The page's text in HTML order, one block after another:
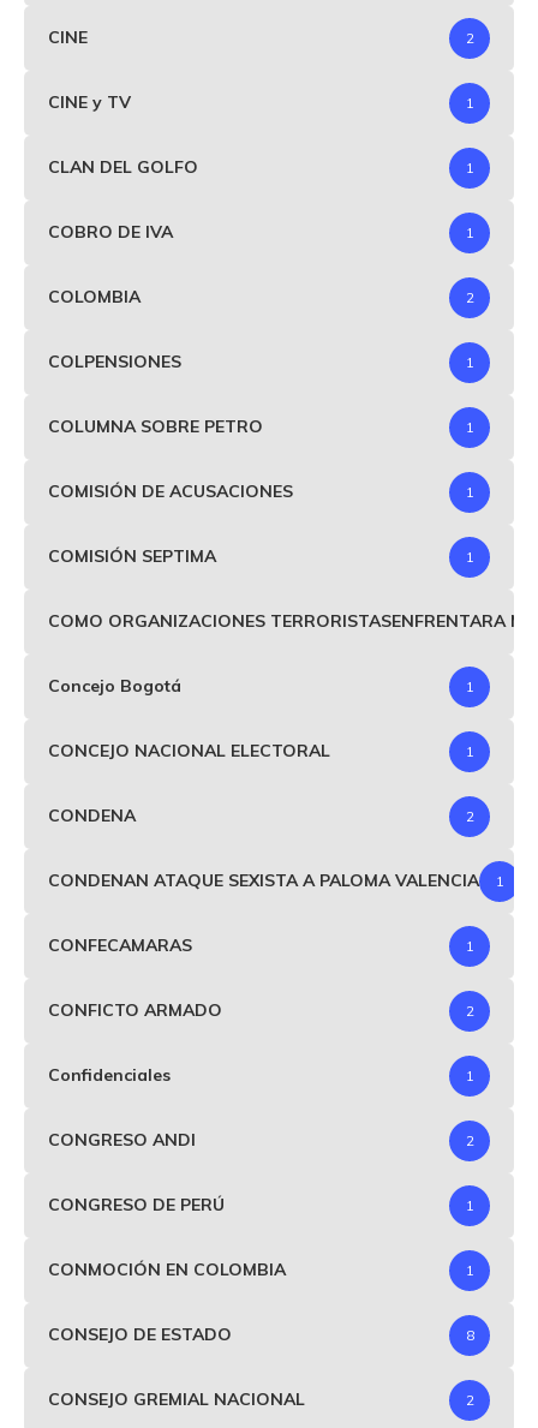
CINE 2
CINE y TV 1
CLAN DEL GOLFO 1
COBRO DE IVA 1
COLOMBIA 2
COLPENSIONES 1
COLUMNA SOBRE PETRO 1
COMISIÓN DE ACUSACIONES 1
COMISIÓN SEPTIMA 1
COMO ORGANIZACIONES TERRORISTASENFRENTARA
Concejo Bogotá 1
CONCEJO NACIONAL ELECTORAL 1
CONDENA 2
CONDENAN ATAQUE SEXISTA A PALOMA VALENCIA 1
CONFECAMARAS 1
CONFICTO ARMADO 2
Confidenciales 1
CONGRESO ANDI 2
CONGRESO DE PERÚ 1
CONMOCIÓN EN COLOMBIA 1
CONSEJO DE ESTADO 8
CONSEJO GREMIAL NACIONAL 2